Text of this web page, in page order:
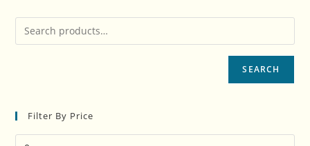
SEARCH
Filter By Price